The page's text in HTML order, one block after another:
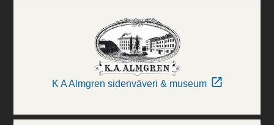
K A Almgren sidenväveri & museum